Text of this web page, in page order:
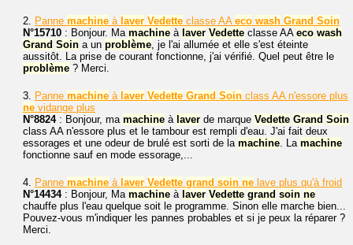
2. Panne machine à laver Vedette classe AA eco wash Grand Soin
N°15710 : Bonjour. Ma machine à laver Vedette classe AA eco wash
Grand Soin a un problème, je l'ai allumée et elle s'est éteinte
aussitôt. La prise de courant fonctionne, j'ai vérifié. Quel peut être le
problème ? Merci.
3. Panne machine à laver Vedette Grand Soin class AA n'essore plus
ne vidange plus
N°8824: Bonjour, ma machine à laver de marque Vedette Grand Soin
class AA n'essore plus et le tambour est rempli d'eau. J'ai fait deux
essorages et une odeur de brulé est sorti de la machine. La machine
fonctionne sauf en mode essorage,...
4. Panne machine à laver Vedette grand soin ne lave plus qu'à froid
N°14434: Bonjour, Ma machine à laver Vedette grand soin ne
chauffe plus l'eau quelque soit le programme. Sinon elle marche bien...
Pouvez-vous m'indiquer les pannes probables et si je peux la réparer ?
Merci.